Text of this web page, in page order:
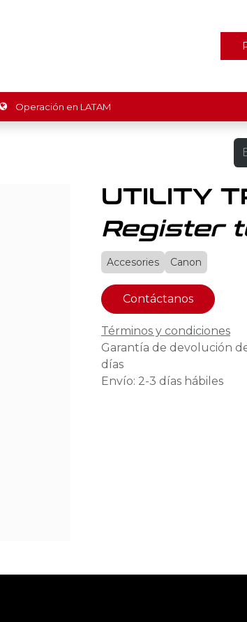
Operación en LATAM
UTILITY
Register
Accesories Canon
Contáctanos
Términos y condiciones
Garantía de devolución
días
Envío: 2-3 días hábiles